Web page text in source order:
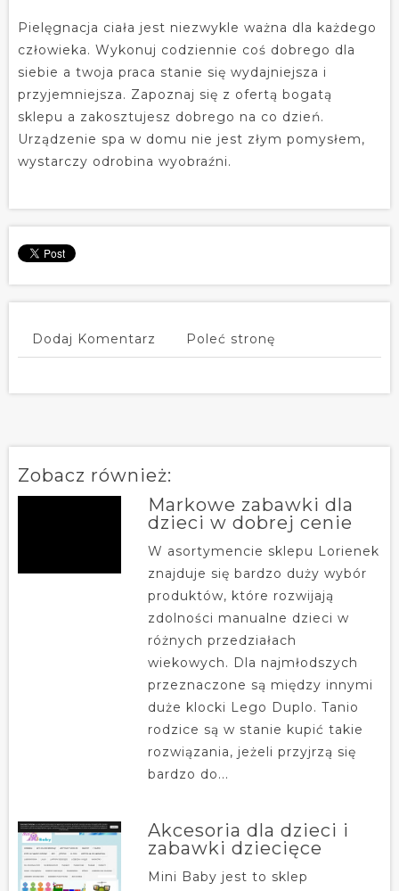
Pielęgnacja ciała jest niezwykle ważna dla każdego
człowieka. Wykonuj codziennie coś dobrego dla
siebie a twoja praca stanie się wydajniejsza i
przyjemniejsza. Zapoznaj się z ofertą bogatą
sklepu a zakosztujesz dobrego na co dzień.
Urządzenie spa w domu nie jest złym pomysłem,
wystarczy odrobina wyobraźni.
Dodaj Komentarz Poleć stronę
Zobacz również:
Markowe zabawki dla
dzieci w dobrej cenie
W asortymencie sklepu Lorienek
znajduje się bardzo duży wybór
produktów, które rozwijają
zdolności manualne dzieci w
różnych przedziałach
wiekowych. Dla najmłodszych
przeznaczone są między innymi
duże klocki Lego Duplo. Tanio
rodzice są w stanie kupić takie
rozwiązania, jeżeli przyjrzą się
bardzo do...
Akcesoria dla dzieci i
zabawki dziecięce
Mini Baby jest to sklep